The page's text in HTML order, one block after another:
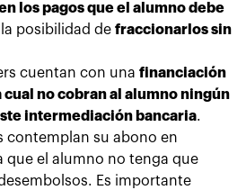
los pagos que el alumno debe
posibilidad de fraccionarlos sin
cuentan con una financiación
cual no cobran al alumno ningún
intermediación bancaria.
contemplan su abono en
que el alumno no tenga que
Es importante